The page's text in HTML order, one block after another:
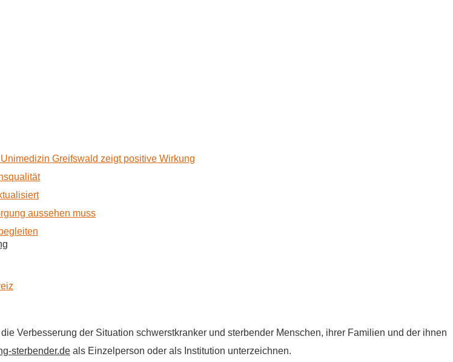
Greifswald zeigt positive Wirkung
aussehen muss
Verbesserung der Situation schwerstkranker und sterbender Menschen, ihrer Familien und der ihnen
sterbender.de als Einzelperson oder als Institution unterzeichnen.